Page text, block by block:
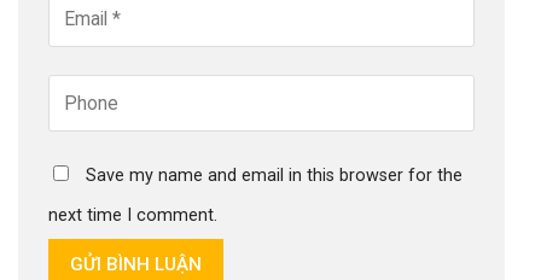
Save my name and email in this browser for the
next time I comment.
GỬI BÌNH LUẬN